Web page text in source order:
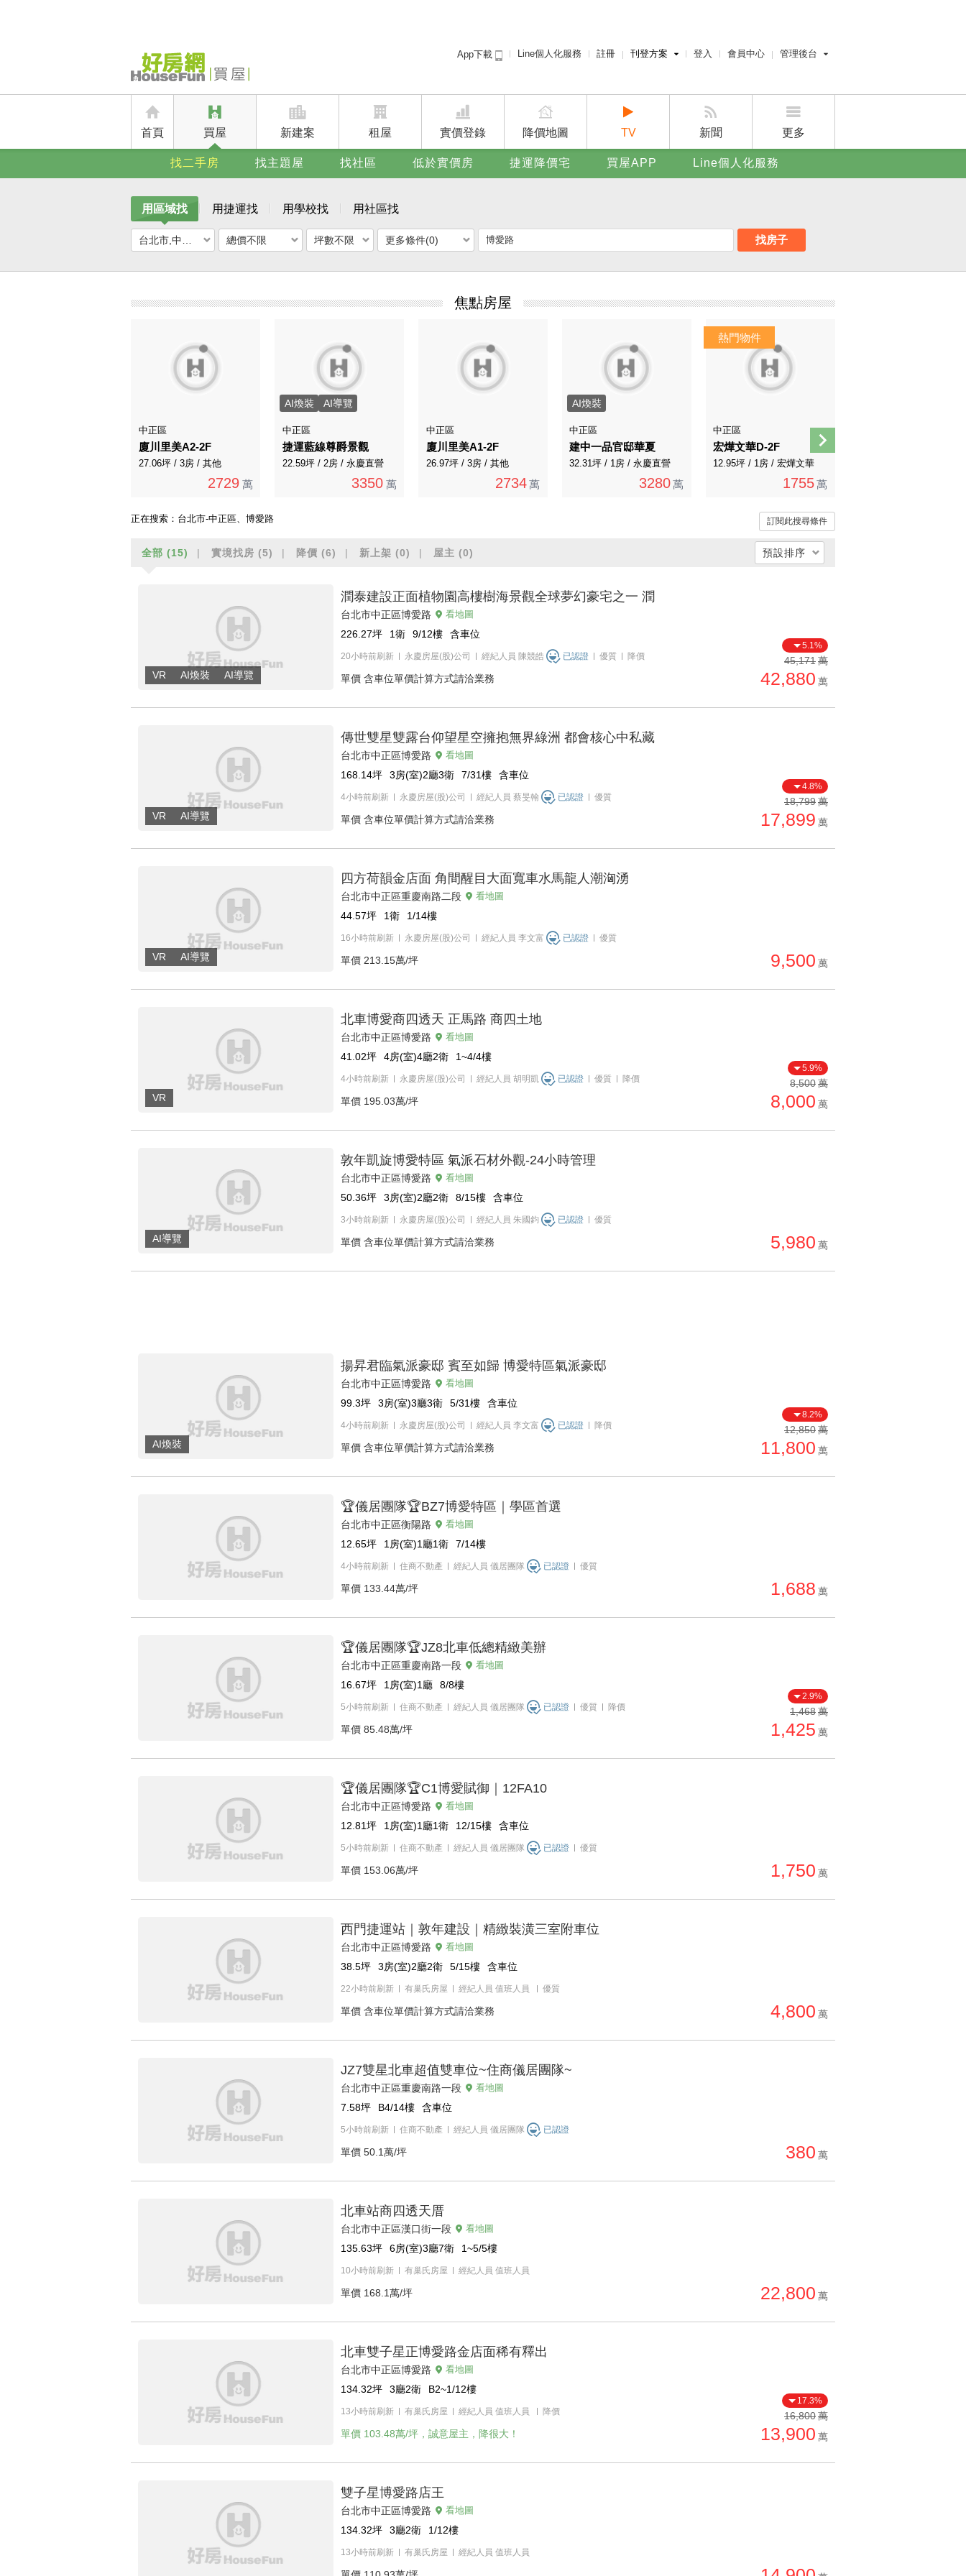
App下載 Line個人化服務 註冊 刊登方案
賣屋刊登
廣告刊登
登入 會員中心 管理後台
屋主管理後台
首頁 買屋 新建案 租屋 實價登錄 降價地圖 TV 新聞 更多
賣屋刊登
找二手房 找主題屋 找社區 低於實價房 捷運降價宅 買屋APP Line個人化服務
用區域找 用捷運找 用學校找 用社區找
總價不限 坪數不限 更多條件(0) 找房子
焦點房屋
中正區
廈川里美A2-2F
27.06坪 / 3房 / 其他
2729 萬
AI煥裝 AI導覽
中正區
捷運藍線尊爵景觀
22.59坪 / 2房 / 永慶直營
3350 萬
中正區
廈川里美A1-2F
26.97坪 / 3房 / 其他
2734 萬
AI煥裝
中正區
建中一品官邸華夏
32.31坪 / 1房 / 永慶直營
3280 萬
中正區
宏燁文華D-2F
12.95坪 / 1房 / 宏燁文華
1755 萬
正在搜索： 台北市-中正區、博愛路 訂閱此搜尋條件
全部 (15) 實境找房 (5) 降價 (6) 新上架 (0) 屋主 (0) 預設排序
單價高 → 低
降價幅度高 → 低
刷新時間舊 → 新
月熱門度高 → 低
潤泰建設正面植物園高樓樹海景觀全球夢幻豪宅之一 潤
台北市中正區博愛路 看地圖
226.27坪 1衛 9/12樓 含車位
20小時前刷新 永慶房屋(股)公司 經紀人員 陳競皓 已認證 優質 降價
單價 含車位單價計算方式請洽業務
5.1%
45,171萬
42,880 萬
傳世雙星雙露台仰望星空擁抱無界綠洲 都會核心中私藏
台北市中正區博愛路 看地圖
168.14坪 3房(室)2廳3衛 7/31樓 含車位
4小時前刷新 永慶房屋(股)公司 經紀人員 蔡旻翰 已認證 優質
單價 含車位單價計算方式請洽業務
4.8%
18,799萬
17,899 萬
四方荷韻金店面 角間醒目大面寬車水馬龍人潮洶湧
台北市中正區重慶南路二段 看地圖
44.57坪 1衛 1/14樓
16小時前刷新 永慶房屋(股)公司 經紀人員 李文富 已認證 優質
單價 213.15萬/坪 9,500 萬
北車博愛商四透天 正馬路 商四土地
台北市中正區博愛路 看地圖
41.02坪 4房(室)4廳2衛 1~4/4樓
4小時前刷新 永慶房屋(股)公司 經紀人員 胡明凱 已認證 優質 降價
單價 195.03萬/坪
5.9%
8,500萬
8,000 萬
敦年凱旋博愛特區 氣派石材外觀-24小時管理
台北市中正區博愛路 看地圖
50.36坪 3房(室)2廳2衛 8/15樓 含車位
3小時前刷新 永慶房屋(股)公司 經紀人員 朱國鈞 已認證 優質
單價 含車位單價計算方式請洽業務 5,980 萬
揚昇君臨氣派豪邸 賓至如歸 博愛特區氣派豪邸
台北市中正區博愛路 看地圖
99.3坪 3房(室)3廳3衛 5/31樓 含車位
4小時前刷新 永慶房屋(股)公司 經紀人員 李文富 已認證 降價
單價 含車位單價計算方式請洽業務
8.2%
12,850萬
11,800 萬
🏆儀居團隊🏆BZ7博愛特區｜學區首選
台北市中正區衡陽路 看地圖
12.65坪 1房(室)1廳1衛 7/14樓
4小時前刷新 住商不動產 經紀人員 儀居團隊 已認證 優質
單價 133.44萬/坪 1,688 萬
🏆儀居團隊🏆JZ8北車低總精緻美辦
台北市中正區重慶南路一段 看地圖
16.67坪 1房(室)1廳 8/8樓
5小時前刷新 住商不動產 經紀人員 儀居團隊 已認證 優質 降價
單價 85.48萬/坪
2.9%
1,468萬
1,425 萬
🏆儀居團隊🏆C1博愛賦御｜12FA10
台北市中正區博愛路 看地圖
12.81坪 1房(室)1廳1衛 12/15樓 含車位
5小時前刷新 住商不動產 經紀人員 儀居團隊 已認證 優質
單價 153.06萬/坪 1,750 萬
西門捷運站｜敦年建設｜精緻裝潢三室附車位
台北市中正區博愛路 看地圖
38.5坪 3房(室)2廳2衛 5/15樓 含車位
22小時前刷新 有巢氏房屋 經紀人員 值班人員 優質
單價 含車位單價計算方式請洽業務 4,800 萬
JZ7雙星北車超值雙車位~住商儀居團隊~
台北市中正區重慶南路一段 看地圖
7.58坪 B4/14樓 含車位
5小時前刷新 住商不動產 經紀人員 儀居團隊 已認證
單價 50.1萬/坪 380 萬
北車站商四透天厝
台北市中正區漢口街一段 看地圖
135.63坪 6房(室)3廳7衛 1~5/5樓
10小時前刷新 有巢氏房屋 經紀人員 值班人員
單價 168.1萬/坪 22,800 萬
北車雙子星正博愛路金店面稀有釋出
台北市中正區博愛路 看地圖
134.32坪 3廳2衛 B2~1/12樓
13小時前刷新 有巢氏房屋 經紀人員 值班人員 降價
單價 103.48萬/坪，誠意屋主，降很大！
17.3%
16,800萬
13,900 萬
雙子星博愛路店王
台北市中正區博愛路 看地圖
134.32坪 3廳2衛 1/12樓
13小時前刷新 有巢氏房屋 經紀人員 值班人員